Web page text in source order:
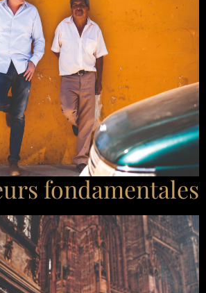
fondamentales